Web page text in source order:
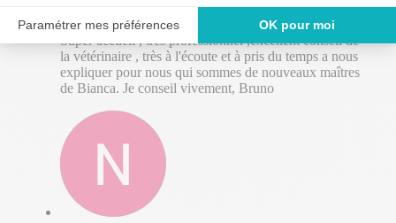
Super accueil , très professionnel ,excellent conseil de
la vétérinaire , très à l'écoute et à pris du temps a nous
expliquer pour nous qui sommes de nouveaux maîtres
de Bianca. Je conseil vivement, Bruno